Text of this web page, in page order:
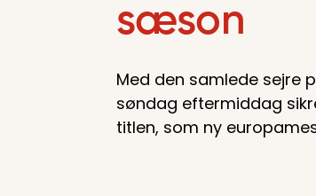
sæson
Med den samlede sejre
søndag eftermiddag
titlen, som ny